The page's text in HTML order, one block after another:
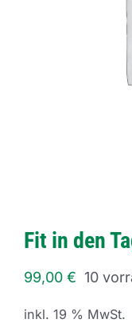
Fit in den
99,00 € 10
inkl. 19 % MwSt.